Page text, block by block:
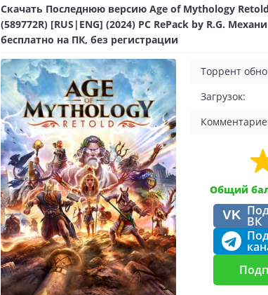
Скачать Последнюю версию Age of Mythology
(589772R) [RUS|ENG] (2024) PC RePack by R.G.
бесплатно на ПК, без регистрации
Торрент
Загрузок:
Общий
VK ВК